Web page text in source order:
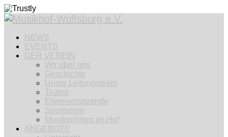
NEWS
EVENTS
DER VEREIN
Wir über uns
Geschichte
Unser Leitungsteam
Teams
Ehrenvorsitzende
Sponsoren
MusikerInnen im Hof
ANGEBOTE